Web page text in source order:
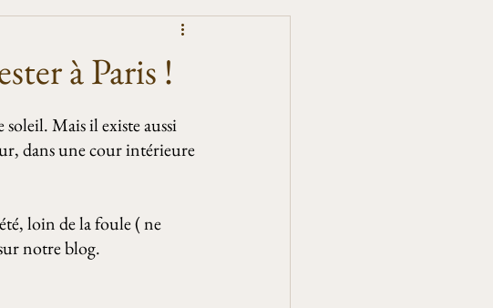
à Paris !
soleil. Mais il existe aussi
dans une cour intérieure
loin de la foule ( ne
notre blog.